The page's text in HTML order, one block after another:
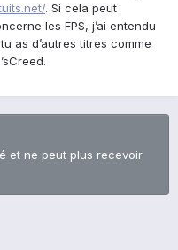
. Si cela peut
les FPS, j’ai entendu
as d’autres titres comme
et ne peut plus recevoir